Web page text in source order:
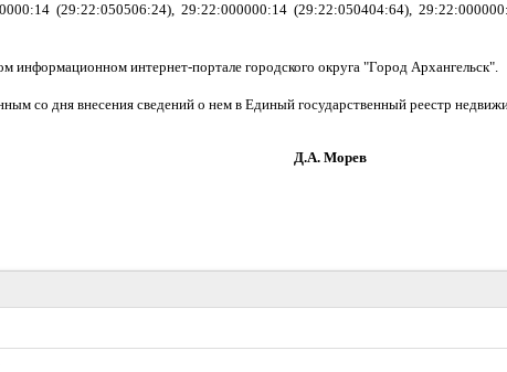
(29:22:050506:24), 29:22:000000:14 (29:22:050404:64),
информационном интернет-портале городского округа "Город Архангельск".
со дня внесения сведений о нем в Единый государственный реестр
Морев